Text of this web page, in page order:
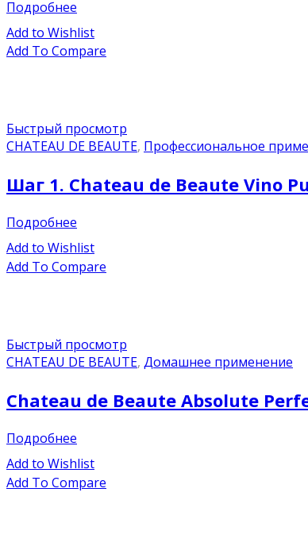
Подробнее
Add to Wishlist
Add To Compare
Быстрый просмотр
CHATEAU DE BEAUTE, Профессиональное
Шаг 1. Chateau de Beaute Vino
Подробнее
Add to Wishlist
Add To Compare
Быстрый просмотр
CHATEAU DE BEAUTE, Домашнее применение
Chateau de Beaute Absolute
Подробнее
Add to Wishlist
Add To Compare